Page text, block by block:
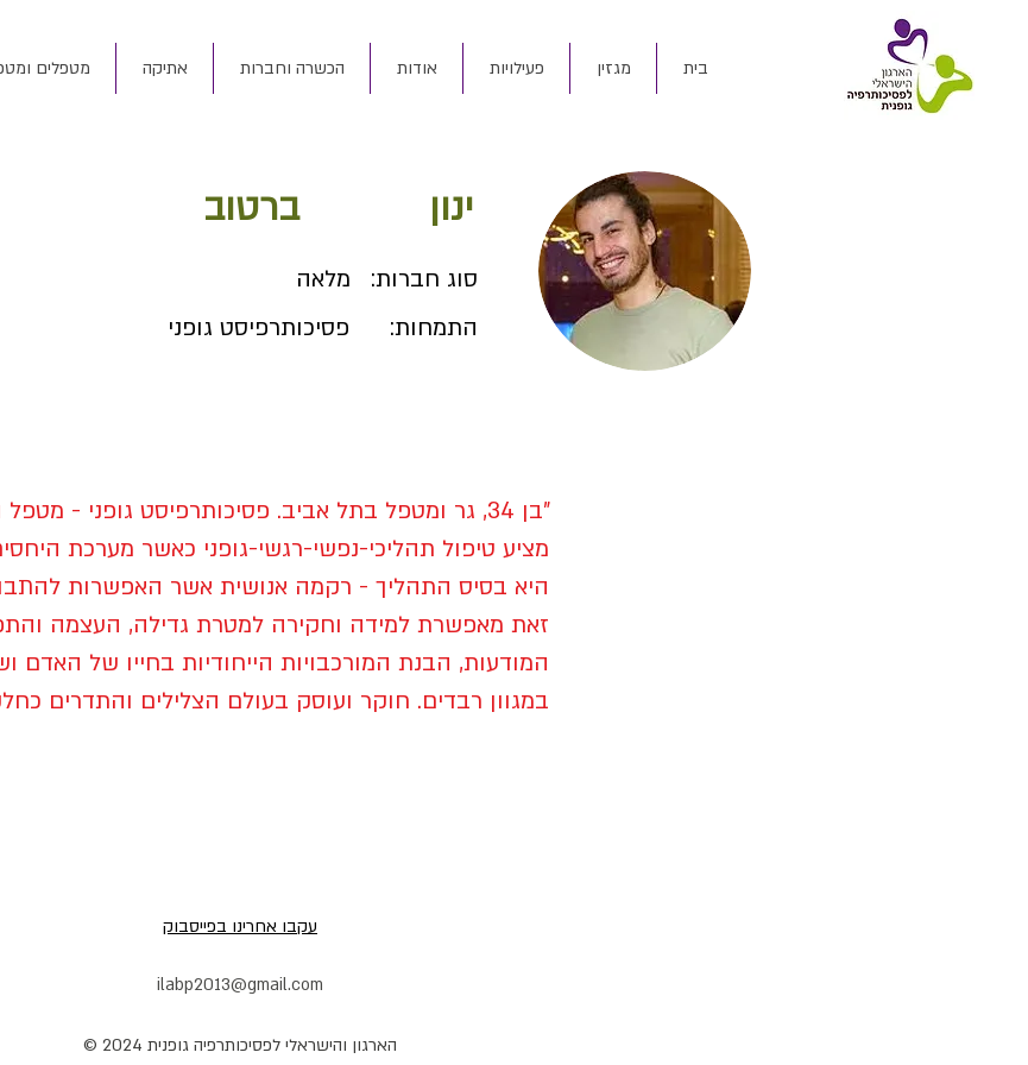
בית מגזין פעילויות אודות הכשרה וחברות אתיקה מטפלים
ברטוב ינון
מלאה
פסיכותרפיסט גופני
סוג חברות:
התמחות:
"בן 34, גר ומטפל בתל אביב. פסיכותרפיסט גופני -
מציע טיפול תהליכי-נפשי-רגשי-גופני כאשר מערכת
היא בסיס התהליך - רקמה אנושית אשר האפשרות
זאת מאפשרת למידה וחקירה למטרת גדילה, העצמה
המודעות, הבנת המורכבויות הייחודיות בחייו של האדם
במגוון רבדים. חוקר ועוסק בעולם הצלילים והתדרים
עקבו אחרינו בפייסבוק
ilabp2013@gmail.com
הארגון והישראלי לפסיכותרפיה גופנית 2024 ©